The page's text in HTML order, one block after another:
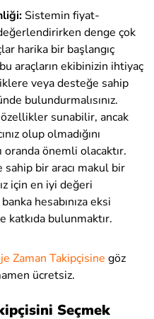
Sistemin fiyat-
denge çok
harika bir başlangıç
araçların ekibinizin ihtiyaç
veya desteğe sahip
bulundurmalısınız.
özellikler sunabilir, ancak
olup olmadığını
önemli olacaktır.
bir aracı makul bir
için en iyi değeri
hesabınıza eksi
katkıda bulunmaktır.
Zaman Takipçisine göz
ücretsiz.
Seçmek